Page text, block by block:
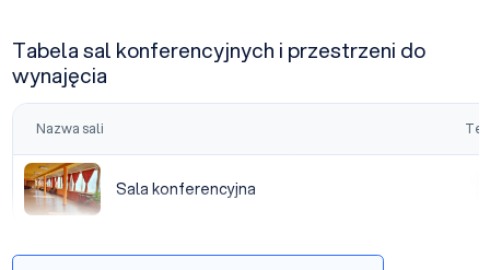
Tabela sal konferencyjnych i przestrzeni do
wynajęcia
Nazwa sali
Sala konferencyjna
Sala konferencyjna